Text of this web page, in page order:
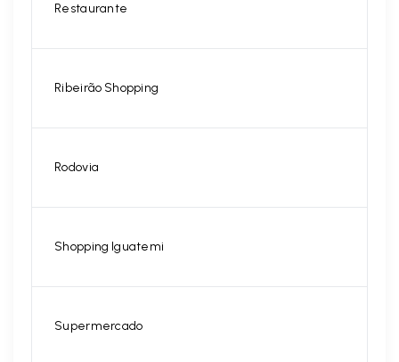
Restaurante
Ribeirão Shopping
Rodovia
Shopping Iguatemi
Supermercado